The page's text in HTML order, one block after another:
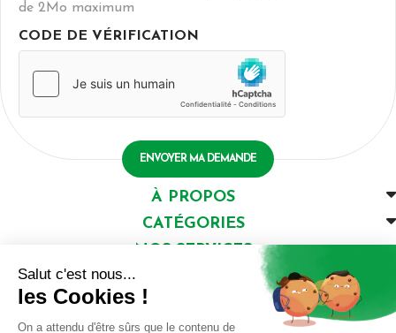
de 2Mo maximum
CODE DE VÉRIFICATION
À PROPOS
CATÉGORIES
NOS SERVICES
NOS CONSEILS
INSCRIVEZ-VOUS
à notre newsletter